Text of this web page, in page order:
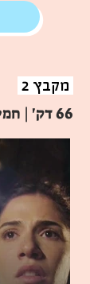
מקבץ 2
66 דק' | חמישי | 17:00-18:05